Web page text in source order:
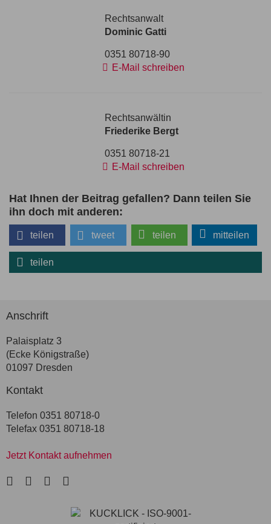
Rechtsanwalt
Dominic Gatti
0351 80718-90
E-Mail schreiben
Rechtsanwältin
Friederike Bergt
0351 80718-21
E-Mail schreiben
Hat Ihnen der Beitrag gefallen? Dann teilen Sie
ihn doch mit anderen:
teilen tweet teilen mitteilen
teilen
Anschrift
Palaisplatz 3
(Ecke Königstraße)
01097 Dresden
Kontakt
Telefon 0351 80718-0
Telefax 0351 80718-18
Jetzt Kontakt aufnehmen
LinkedInFacebookInstagram